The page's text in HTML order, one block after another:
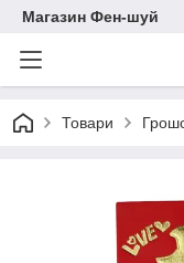
Магазин Фен-шуй
Товари